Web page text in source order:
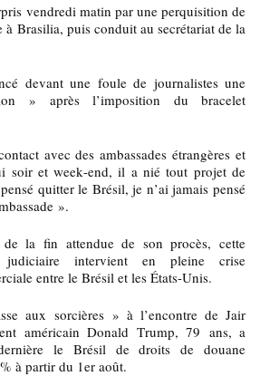
vendredi matin par une perquisition de
Brasilia, puis conduit au secrétariat de la
devant une foule de journalistes une
» après l’imposition du bracelet
avec des ambassades étrangères et
soir et week-end, il a nié tout projet de
quitter le Brésil, je n’ai jamais pensé
».
de la fin attendue de son procès, cette
judiciaire intervient en pleine crise
entre le Brésil et les États-Unis.
aux sorcières » à l’encontre de Jair
américain Donald Trump, 79 ans, a
le Brésil de droits de douane
à partir du 1er août.